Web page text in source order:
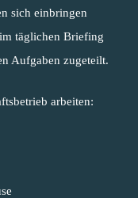
sich einbringen
täglichen Briefing
Aufgaben zugeteilt.
arbeiten:
Wohngruppe
Individuelle
Uster
Wohngruppe Linde
Geschäftsstelle
Hauswart-Team
CLEANies
Geschenkboutique
Freie Plätze
Geschenkboutique
Hauswart-Team
Kundengärtner
Offene Stellen
Ausbildungen
Weiterbildungen
uns
Blog
Spenden